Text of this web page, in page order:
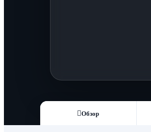
Обзор